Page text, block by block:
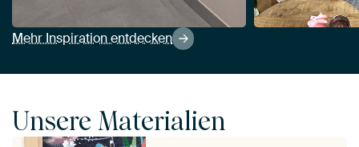
Mehr Inspiration entdecken
Unsere Materialien